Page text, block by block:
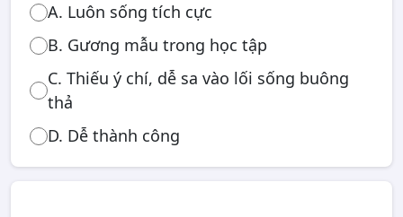
A. Luôn sống tích cực
B. Gương mẫu trong học tập
C. Thiếu ý chí, dễ sa vào lối sống buông
thả
D. Dễ thành công